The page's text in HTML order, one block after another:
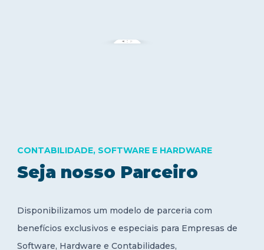
Seja nosso Parceiro
CONTABILIDADE, SOFTWARE E HARDWARE
Disponibilizamos um modelo de parceria com
benefícios exclusivos e especiais para Empresas de
Software, Hardware e Contabilidades,